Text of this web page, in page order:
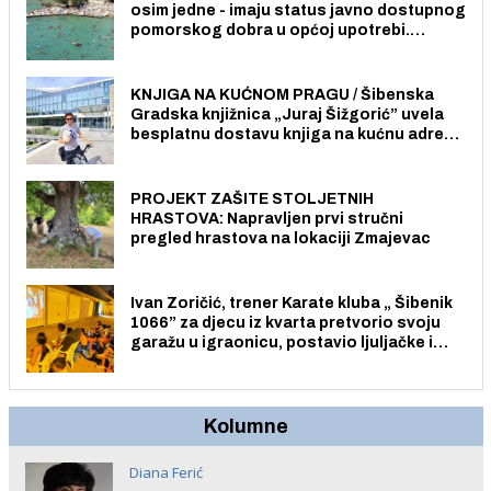
osim jedne - imaju status javno dostupnog
pomorskog dobra u općoj upotrebi.
KNJIGA NA KUĆNOM PRAGU / Šibenska
Gradska knjižnica „Juraj Šižgorić” uvela
besplatnu dostavu knjiga na kućnu adresu
PROJEKT ZAŠITE STOLJETNIH
HRASTOVA: Napravljen prvi stručni
pregled hrastova na lokaciji Zmajevac
Ivan Zoričić, trener Karate kluba „ Šibenik
1066” za djecu iz kvarta pretvorio svoju
garažu u igraonicu, postavio ljuljačke i
Kolumne
Diana Ferić